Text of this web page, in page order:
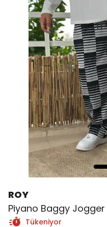
ROY
Piyano Baggy Jogger
Tükeniyor